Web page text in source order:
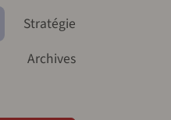
Stratégie
Archives